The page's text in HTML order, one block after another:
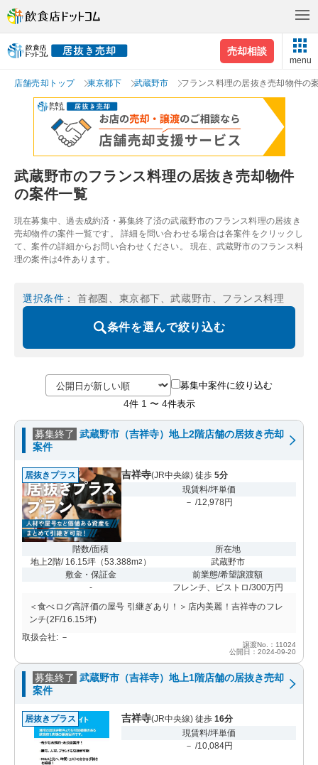
売却相談
menu
店舗売却トップ 東京都下 武蔵野市 フランス料理の居抜き売却物件の
武蔵野市のフランス料理の居抜き売却物件
の案件一覧
現在募集中、過去成約済・募集終了済の武蔵野市のフランス料理の居抜き
売却物件の案件一覧です。 詳細を問い合わせる場合は各案件をクリックし
て、案件の詳細からお問い合わせください。 現在、武蔵野市のフランス料
理の案件は4件あります。
選択条件 ： 首都圏、東京都下、武蔵野市、フランス料理
条件を選んで絞り込む
募集中案件に絞り込む
4件 1 〜 4件表示
募集終了 武蔵野市（吉祥寺）地上2階店舗の居抜き売却
案件
居抜きプラス 吉祥寺(JR中央線) 徒歩 5分
現賃料/坪単価
－ /12,978円
階数/面積
地上2階/ 16.15坪（53.388m2 ）
所在地
武蔵野市
敷金・保証金
-
前業態/希望譲渡額
フレンチ、ビストロ/300万円
＜食べログ高評価の屋号 引継ぎあり！＞店内美麗！吉祥寺のフレ
ンチ(2F/16.15坪)
取扱会社: －
譲渡No.：11024
公開日：2024-09-20
募集終了 武蔵野市（吉祥寺）地上1階店舗の居抜き売却
案件
居抜きプラス 吉祥寺(JR中央線) 徒歩 16分
現賃料/坪単価
－ /10,084円